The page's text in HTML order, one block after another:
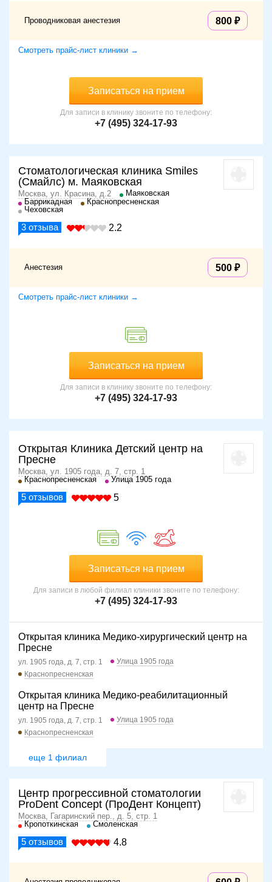
Проводниковая анестезия 800
Смотреть прайс-лист клиники →
Записаться на прием
Для записи в клинику звоните по телефону:
+7 (495) 324-17-93
Стоматологическая клиника Smiles
(Смайлс) м. Маяковская
Москва, ул. Красина, д.2
Маяковская
Баррикадная
Краснопресненская
Чеховская
3 отзыва 2.2
Анестезия 500
Смотреть прайс-лист клиники →
Записаться на прием
Для записи в клинику звоните по телефону:
+7 (495) 324-17-93
Открытая Клиника Детский центр на
Пресне
Москва, ул. 1905 года, д. 7, стр. 1
Краснопресненская
Улица 1905 года
5 отзывов 5
Записаться на прием
Для записи в любой филиал клиники звоните по телефону:
+7 (495) 324-17-93
Открытая клиника Медико-хирургический центр на
Пресне
ул. 1905 года, д. 7, стр. 1
Улица 1905 года
Краснопресненская
Открытая клиника Медико-реабилитационный
центр на Пресне
ул. 1905 года, д. 7, стр. 1
Улица 1905 года
Краснопресненская
еще 1 филиал
Центр прогрессивной стоматологии
ProDent Concept (ПроДент Концепт)
Москва, Гагаринский пер., д. 5, стр. 1
Кропоткинская
Смоленская
5 отзывов 4.8